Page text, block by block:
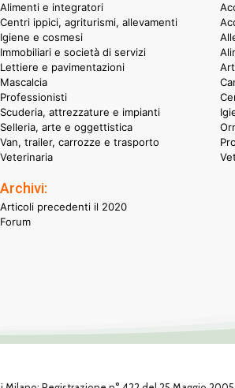
Alimenti e integratori
Centri ippici, agriturismi, allevamenti
Igiene e cosmesi
Immobiliari e società di servizi
Lettiere e pavimentazioni
Mascalcia
Professionisti
Scuderia, attrezzature e impianti
Selleria, arte e oggettistica
Van, trailer, carrozze e trasporto
Veterinaria
Archivi:
Articoli precedenti il 2020
Forum